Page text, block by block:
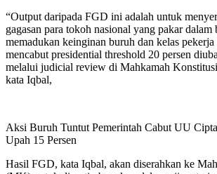
“Output daripada FGD ini adalah untuk
gagasan para tokoh nasional yang pakar dalam
memadukan keinginan buruh dan kelas
mencabut presidential threshold 20 persen
melalui judicial review di Mahkamah
kata Iqbal,
Aksi Buruh Tuntut Pemerintah Cabut UU
Upah 15 Persen
Hasil FGD, kata Iqbal, akan diserahkan ke